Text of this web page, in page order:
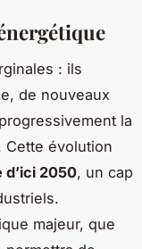
: ils
de nouveaux
la
Cette évolution
d’ici 2050, un cap
majeur, que